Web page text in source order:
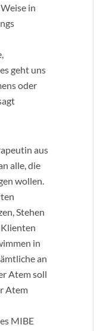
in
geht uns
oder
aus
alle, die
wollen.
Stehen
Klienten
in
an
Atem soll
Atem
MIBE